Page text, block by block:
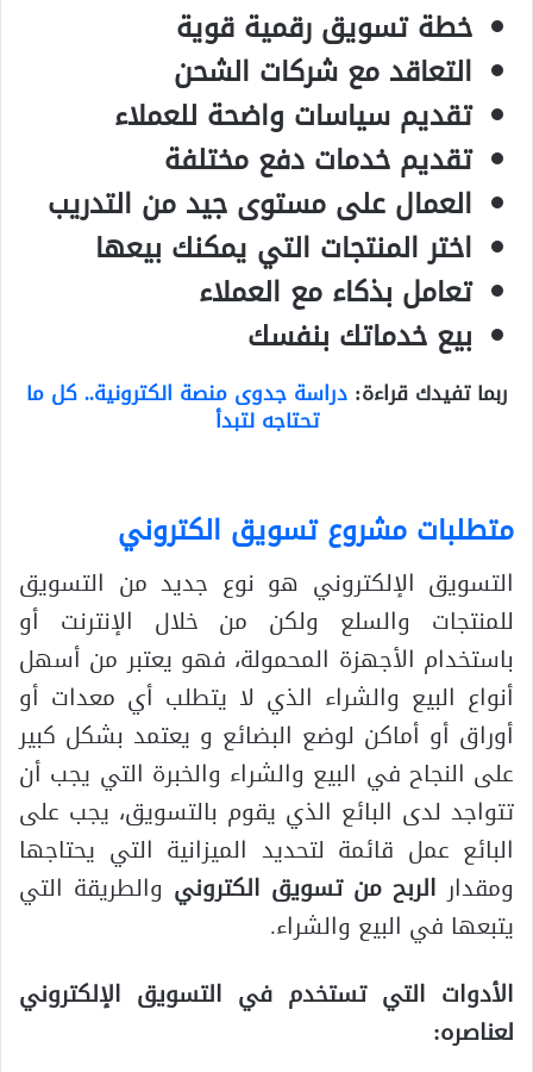
خطة تسويق رقمية قوية
التعاقد مع شركات الشحن
تقديم سياسات واضحة للعملاء
تقديم خدمات دفع مختلفة
العمال على مستوى جيد من التدريب
اختر المنتجات التي يمكنك بيعها
تعامل بذكاء مع العملاء
بيع خدماتك بنفسك
ربما تفيدك قراءة:دراسة جدوى منصة الكترونية.. كل ما
تحتاجه لتبدأ
متطلبات مشروع تسويق الكتروني
التسويق الإلكتروني هو نوع جديد من التسويق
للمنتجات والسلع ولكن من خلال الإنترنت أو
باستخدام الأجهزة المحمولة، فهو يعتبر من أسهل
أنواع البيع والشراء الذي لا يتطلب أي معدات أو
أوراق أو أماكن لوضع البضائع و يعتمد بشكل كبير
على النجاح في البيع والشراء والخبرة التي يجب أن
تتواجد لدى البائع الذي يقوم بالتسويق، يجب على
البائع عمل قائمة لتحديد الميزانية التي يحتاجها
ومقدار الربح من تسويق الكتروني والطريقة التي
يتبعها في البيع والشراء.
الأدوات التي تستخدم في التسويق الإلكتروني
لعناصره: